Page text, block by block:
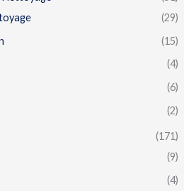
(29)
(15)
(4)
(6)
(2)
(171)
(9)
(4)